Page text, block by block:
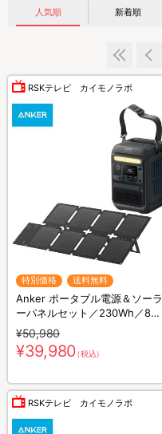
人気順 新着順
RSKテレビ カイモノラボ
特別価格 送料無料
Anker ポータブル電源＆ソーラ
ーパネルセット／230Wh／8ポ
ート／防災グッズ／災害対策
¥50,980
¥39,980（税込）
RSKテレビ カイモノラボ